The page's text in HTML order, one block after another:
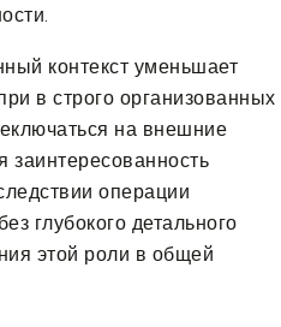
контекст уменьшает
в строго организованных
на внешние
операции
глубокого детального
этой роли в общей